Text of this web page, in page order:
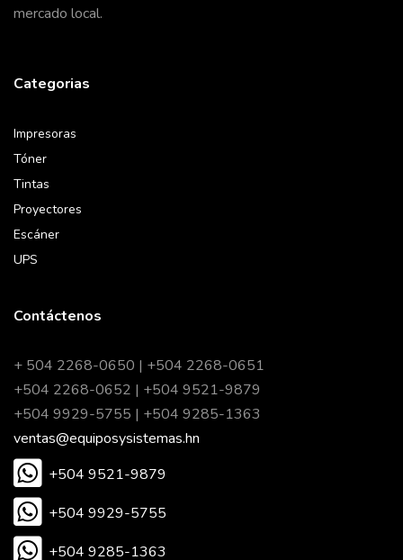
mercado local.
Categorias
Impresoras
Tóner
Tintas
Proyectores
Escáner
UPS
Contáctenos
+ 504 2268-0650 | +504 2268-0651
+504 2268-0652 | +504 9521-9879
+504 9929-5755 | +504 9285-1363
ventas@equiposysistemas.hn
+504 9521-9879
+504 9929-5755
+504 9285-1363